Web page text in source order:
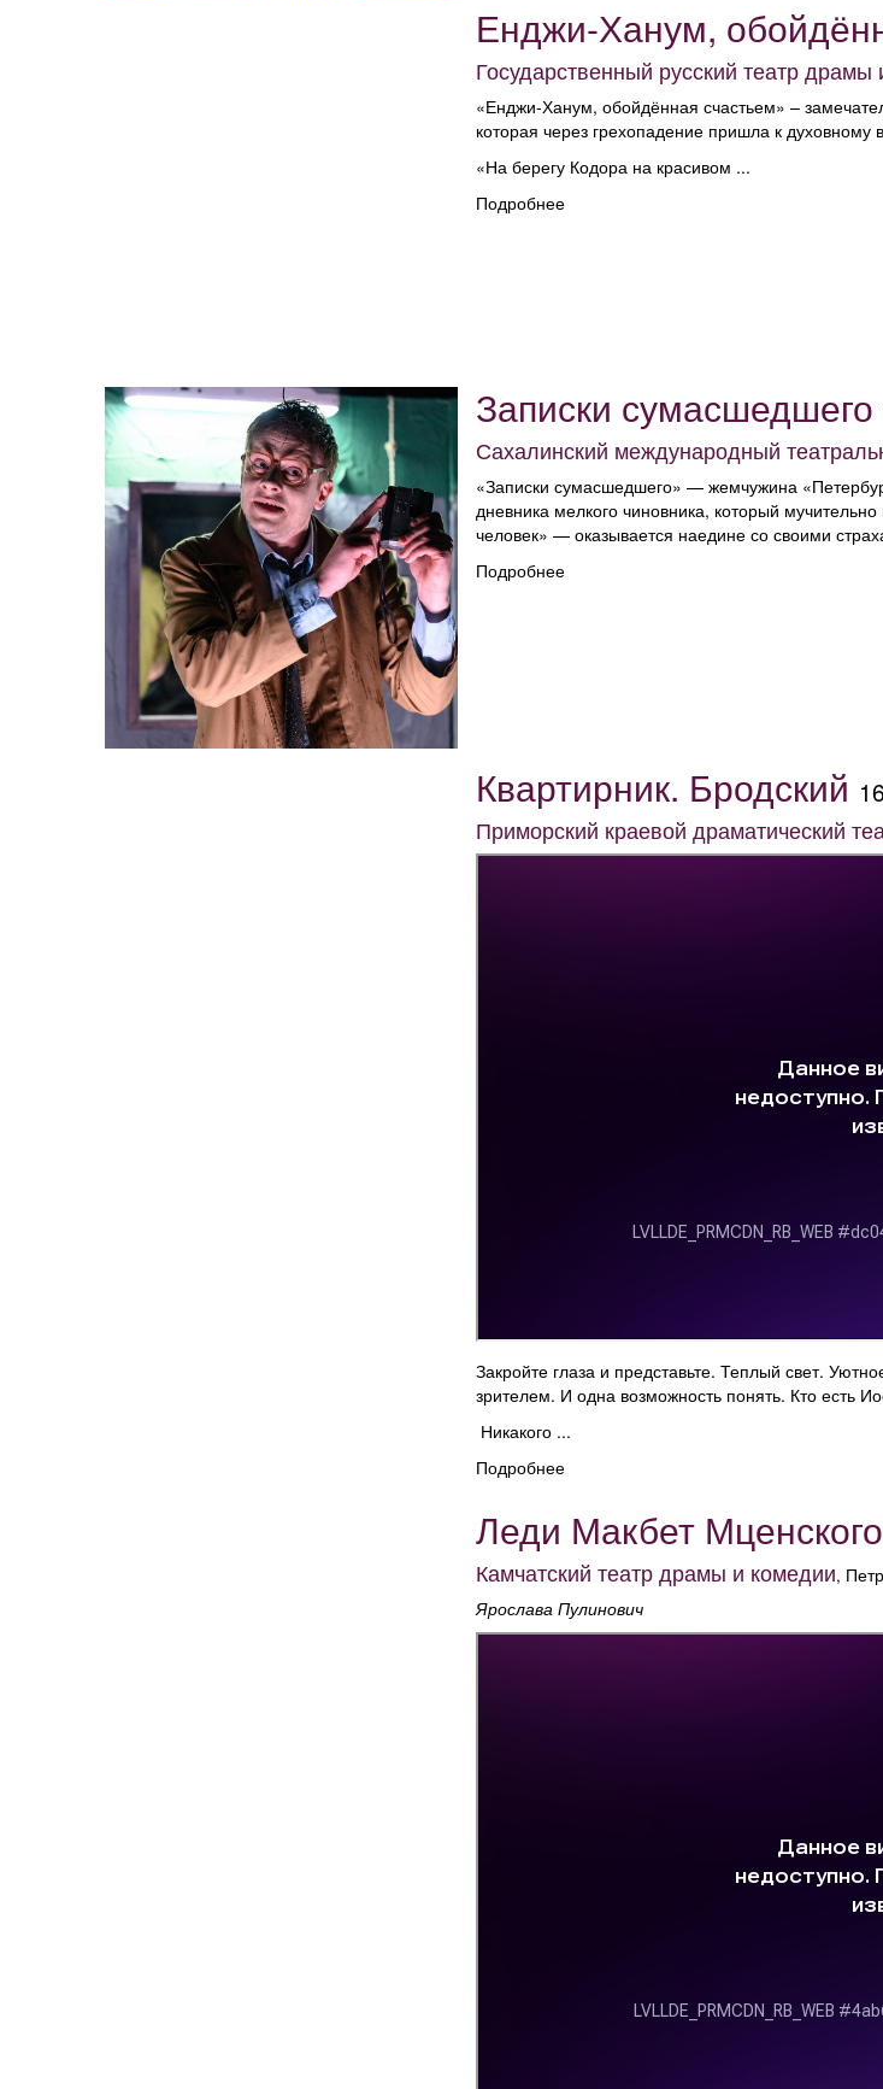
Енджи-Ханум,
Государственный русский театр
«Енджи-Ханум, обойдённая счастьем» –
которая через грехопадение пришла к
«На берегу Кодора на красивом ...
Подробнее
Записки сумасшедшего
Сахалинский международный
«Записки сумасшедшего» — жемчужина
дневника мелкого чиновника, который
человек» — оказывается наедине со своими
Подробнее
Квартирник. Бродский
Приморский краевой драматический
Закройте глаза и представьте. Теплый свет.
зрителем. И одна возможность понять. Кто есть
Никакого ...
Подробнее
Леди Макбет
Камчатский театр драмы и комедии,
Ярослава Пулинович